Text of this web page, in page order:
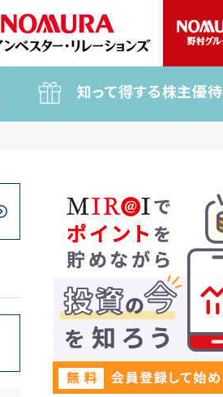
知って得する株主優待